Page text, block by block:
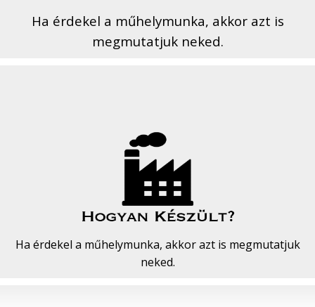
Ha érdekel a műhelymunka, akkor azt is
megmutatjuk neked.
Ha érdekel a műhelymunka, akkor azt is megmutatjuk
neked.